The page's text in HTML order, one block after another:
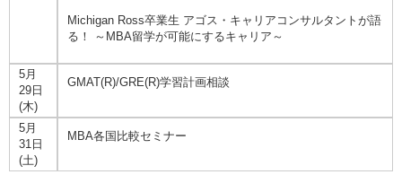
Michigan Ross卒業生 アゴス・キャリアコンサルタントが語
る！ ～MBA留学が可能にするキャリア～
5月
29日
(木)
GMAT(R)/GRE(R)学習計画相談
5月
31日
(土)
MBA各国比較セミナー